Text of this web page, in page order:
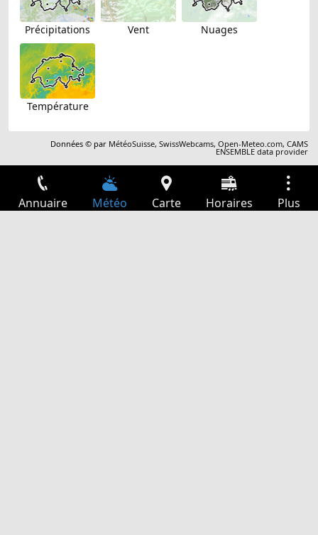
Précipitations Vent Nuages
Température
Données © par MétéoSuisse,SwissWebcams,Open-Meteo.com,CAMS
ENSEMBLE data provider
Annuaire Météo Carte Horaires Plus